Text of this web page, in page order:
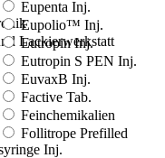
Lackierwerkstatt
Eupenta Inj.
Eupolio™ Inj.
Eutropin Inj.
Eutropin S PEN Inj.
EuvaxB Inj.
Factive Tab.
Feinchemikalien
Follitrope Prefilled
Inj.